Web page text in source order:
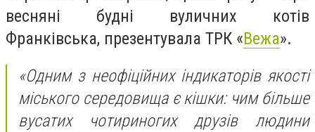
весняні будні вуличних котів
Франківська, презентувала ТРК «Вежа».
«Одним з неофіційних індикаторів якості
міського середовища є кішки: чим більше
вусатих чотириногих друзів людини